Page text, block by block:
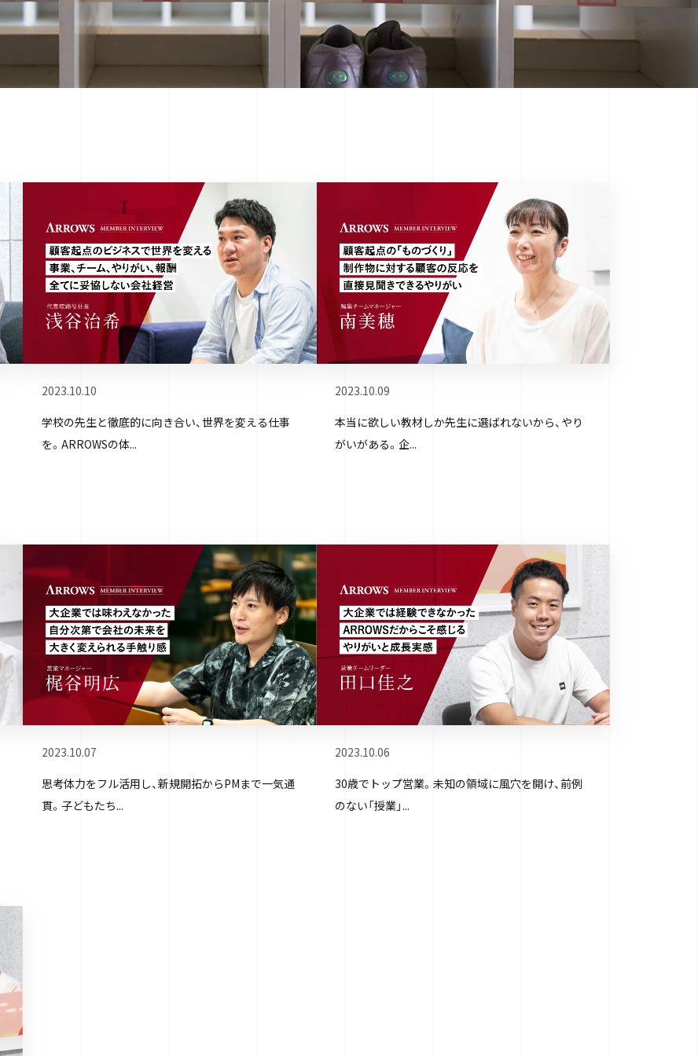
2023.10.10
学校の先生と徹底的に向き合い、世界を変える仕事
を。ARROWSの体...
2023.10.09
本当に欲しい教材しか先生に選ばれないから、やり
がいがある。企...
2023.10.07
思考体力をフル活用し、新規開拓からPMまで一気通
貫。子どもたち...
2023.10.06
30歳でトップ営業。未知の領域に風穴を開け、前例
のない「授業」...